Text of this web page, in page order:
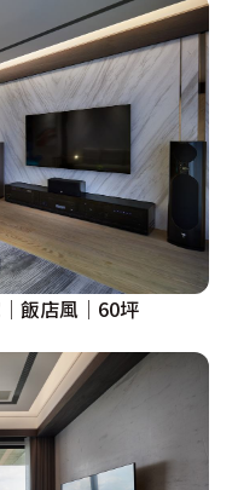
│飯店風│60坪